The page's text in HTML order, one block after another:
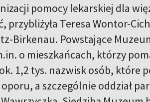
pomocy lekarskiej dla
przybliżyła Teresa Wontor-
Birkenau. Powstające
o mieszkańcach, którzy
1,2 tys. nazwisk osób, które
a szczególnie oddział